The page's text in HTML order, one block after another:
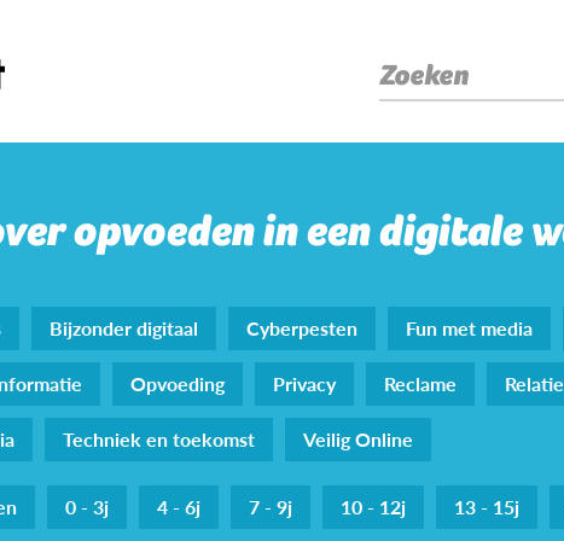
Zoeken
opvoeden in een digitale
Bijzonder digitaal Cyberpesten Fun met media
Opvoeding Privacy Reclame
Techniek en toekomst Veilig Online
0 - 3j 4 - 6j 7 - 9j 10 - 12j 13 - 15j